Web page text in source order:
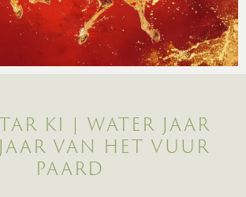
KI | WATER JAAR
VAN HET VUUR
PAARD